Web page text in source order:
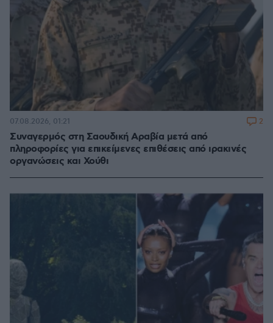
Συναγερμός στη Σαουδική Αραβία μετά από
πληροφορίες για επικείμενες επιθέσεις από ιρακινές
οργανώσεις και Χούθι
07.08.2026, 01:21 2